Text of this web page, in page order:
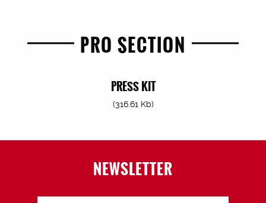
PRO SECTION
PRESS KIT
(316.61 Kb)
NEWSLETTER